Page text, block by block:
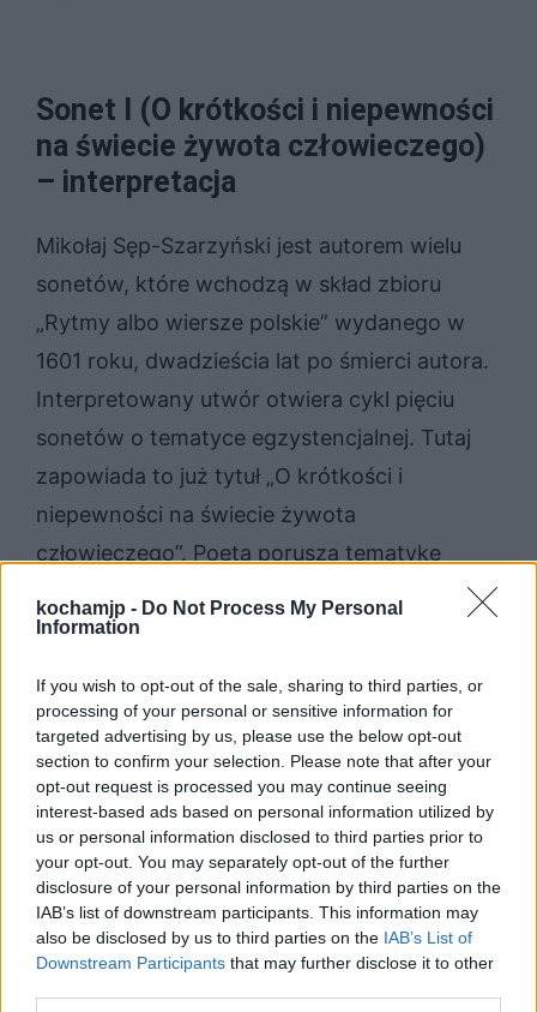
kochamjp - Do Not Process My Personal
Information
If you wish to opt-out of the sale, sharing to third parties, or
processing of your personal or sensitive information for
targeted advertising by us, please use the below opt-out
section to confirm your selection. Please note that after your
opt-out request is processed you may continue seeing
interest-based ads based on personal information utilized by
us or personal information disclosed to third parties prior to
your opt-out. You may separately opt-out of the further
disclosure of your personal information by third parties on the
IAB’s list of downstream participants. This information may
also be disclosed by us to third parties on the IAB’s List of
Downstream Participants that may further disclose it to other
Sonet I (O krótkości i niepewności
na świecie żywota człowieczego)
– interpretacja
Mikołaj Sęp-Szarzyński jest autorem wielu
sonetów, które wchodzą w skład zbioru
„Rytmy albo wiersze polskie” wydanego w
1601 roku, dwadzieścia lat po śmierci autora.
Interpretowany utwór otwiera cykl pięciu
sonetów o tematyce egzystencjalnej. Tutaj
zapowiada to już tytuł „O krótkości i
niepewności na świecie żywota
człowieczego”. Poeta porusza tematykę
kruchość życia, śmierć czy przemijania.
Burza – interpretacja
Burza to kolejny, czwarty sonet ze zbioru
Sonety Krymskie autorstwa Adama
Mickiewicza. Został zainspirowany podróżą
morską poety z Odessy na półwysep
Krymski.